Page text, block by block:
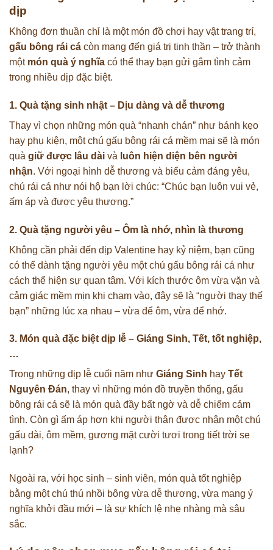
dịp
Không đơn thuần chỉ là một món đồ chơi hay vật trang trí,
gấu bông rái cá còn mang đến giá trị tinh thần – trở thành
một món quà ý nghĩa có thể thay bạn gửi gắm tình cảm
trong nhiều dịp đặc biệt.
1. Quà tặng sinh nhật – Dịu dàng và dễ thương
Thay vì chọn những món quà “nhanh chán” như bánh kẹo
hay phụ kiện, một chú gấu bông rái cá mềm mại sẽ là món
quà giữ được lâu dài và luôn hiện diện bên người
nhận. Với ngoại hình dễ thương và biểu cảm đáng yêu,
chú rái cá như nói hộ bạn lời chúc: “Chúc bạn luôn vui vẻ,
ấm áp và được yêu thương.”
2. Quà tặng người yêu – Ôm là nhớ, nhìn là thương
Không cần phải đến dịp Valentine hay kỷ niệm, bạn cũng
có thể dành tặng người yêu một chú gấu bông rái cá như
cách thể hiện sự quan tâm. Với kích thước ôm vừa vặn và
cảm giác mềm mịn khi chạm vào, đây sẽ là “người thay thế
bạn” những lúc xa nhau – vừa để ôm, vừa để nhớ.
3. Món quà đặc biệt dịp lễ – Giáng Sinh, Tết, tốt nghiệp,
…
Trong những dịp lễ cuối năm như Giáng Sinh hay Tết
Nguyên Đán, thay vì những món đồ truyền thống, gấu
bông rái cá sẽ là món quà đầy bất ngờ và dễ chiếm cảm
tình. Còn gì ấm áp hơn khi người thân được nhận một chú
gấu dài, ôm mềm, gương mặt cười tươi trong tiết trời se
lạnh?
Ngoài ra, với học sinh – sinh viên, món quà tốt nghiệp
bằng một chú thú nhồi bông vừa dễ thương, vừa mang ý
nghĩa khởi đầu mới – là sự khích lệ nhẹ nhàng mà sâu
sắc.